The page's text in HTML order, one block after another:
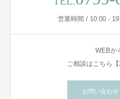
営業時間 / 10:00 -
WEBか
ご相談はこちら【
お問い合わせ